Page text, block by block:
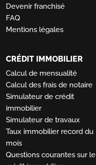
Devenir franchisé
FAQ
Mentions légales
CRÉDIT IMMOBILIER
Calcul de mensualité
Calcul des frais de notaire
Simulateur de crédit
immobilier
Simulateur de travaux
Taux immobilier record du
mois
Questions courantes sur le